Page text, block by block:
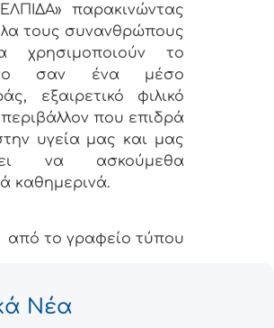
ΕΛΠΙΔΑ» παρακινώντας
τους συνανθρώπους
χρησιμοποιούν το
σαν ένα μέσο
εξαιρετικό φιλικό
που επιδρά
υγεία μας και μας
να ασκούμεθα
καθημερινά.
από το γραφείο τύπου
Νέα